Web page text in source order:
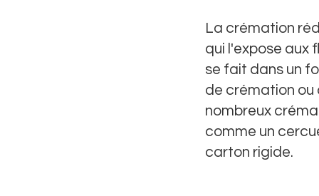
La crémation
qui l'expose aux
se fait dans un
de crémation ou
nombreux
comme un
carton rigide.